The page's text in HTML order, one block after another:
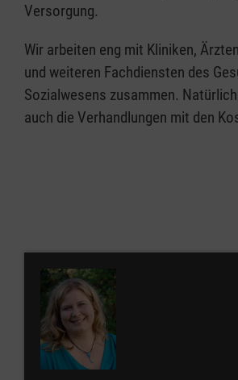
Versorgung.
Wir arbeiten eng mit Kliniken,
und weiteren Fachdiensten des
Sozialwesens zusammen.
auch die Verhandlungen mit den